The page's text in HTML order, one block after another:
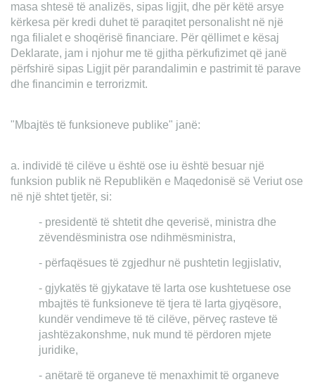
masa shtesë të analizës, sipas ligjit, dhe për këtë arsye
kërkesa për kredi duhet të paraqitet personalisht në një
nga filialet e shoqërisë financiare. Për qëllimet e kësaj
Deklarate, jam i njohur me të gjitha përkufizimet që janë
përfshirë sipas Ligjit për parandalimin e pastrimit të parave
dhe financimin e terrorizmit.
"Mbajtës të funksioneve publike" janë:
a. individë të cilëve u është ose iu është besuar një
funksion publik në Republikën e Maqedonisë së Veriut ose
në një shtet tjetër, si:
- presidentë të shtetit dhe qeverisë, ministra dhe
zëvendësministra ose ndihmësministra,
- përfaqësues të zgjedhur në pushtetin legjislativ,
- gjykatës të gjykatave të larta ose kushtetuese ose
mbajtës të funksioneve të tjera të larta gjyqësore,
kundër vendimeve të të cilëve, përveç rasteve të
jashtëzakonshme, nuk mund të përdoren mjete
juridike,
- anëtarë të organeve të menaxhimit të organeve